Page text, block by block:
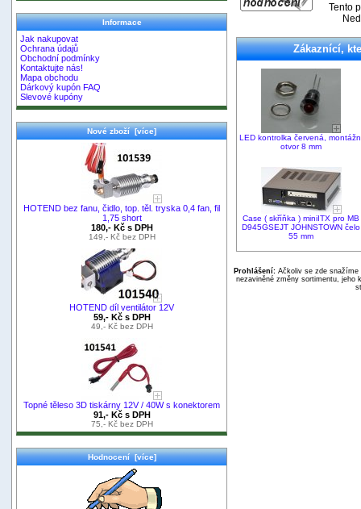
Informace
Jak nakupovat
Ochrana údajů
Obchodní podmínky
Kontaktujte nás!
Mapa obchodu
Dárkový kupón FAQ
Slevové kupóny
Nové zboží [více]
HOTEND bez fanu, čidlo, top. těl. tryska 0,4 fan, fil
1,75 short
180,- Kč s DPH
149,- Kč bez DPH
HOTEND díl ventilátor 12V
59,- Kč s DPH
49,- Kč bez DPH
Topné těleso 3D tiskárny 12V / 40W s konektorem
91,- Kč s DPH
75,- Kč bez DPH
Hodnocení [více]
Tento
Zákaznící,
LED kontrolka červená,
otvor 8 mm
Case ( skříňka ) miniITX pro MB
D945GSEJT JOHNSTOWN čelo
55 mm
Prohlášení:Ačkoliv se zde snažíme
nezaviněné změny sortimentu, jeho